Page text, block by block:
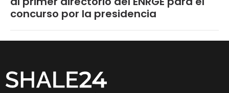
concurso por la presidencia